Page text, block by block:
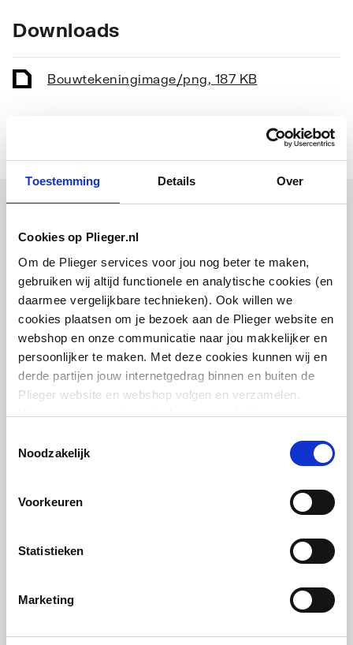
Toestemming Details Over
Cookies op Plieger.nl
Om de Plieger services voor jou nog beter te maken,
gebruiken wij altijd functionele en analytische cookies (en
daarmee vergelijkbare technieken). Ook willen we
cookies plaatsen om je bezoek aan de Plieger website en
webshop en onze communicatie naar jou makkelijker en
persoonlijker te maken. Met deze cookies kunnen wij en
derde partijen jouw internetgedrag binnen en buiten de
Plieger website en webshop volgen en verzamelen.
Hiermee passen wij en derden onze website, app,
We slaan je cookievoorkeur op in je browser.
Noodzakelijk
Voorkeuren
Statistieken
Marketing
Radius 12
Breedte 900
Hoogte 32
Inwendige diepte
Met poten Nee
Met polystyreen
ondersteuning
Nee
Poten verstelbaar Nee
Glansgraad
Met tegelrand
Vuilafstotend Nee
Downloads
Bouwtekeningimage/png 187 KB
Kaldewei Superplan
douchebak plaatstaal
dikwandig vierkant
90x90x2.5cm | met anti-slip | Wit
Leverancier:
Leverancier: 584377000000